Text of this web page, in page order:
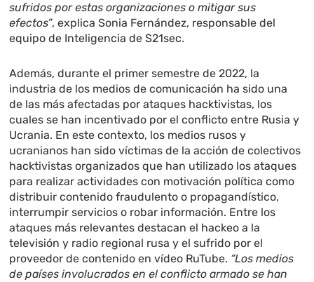
sufridos por estas organizaciones o mitigar sus
efectos”, explica Sonia Fernández, responsable del
equipo de Inteligencia de S21sec.
Además, durante el primer semestre de 2022, la
industria de los medios de comunicación ha sido una
de las más afectadas por ataques hacktivistas, los
cuales se han incentivado por el conflicto entre Rusia y
Ucrania. En este contexto, los medios rusos y
ucranianos han sido víctimas de la acción de colectivos
hacktivistas organizados que han utilizado los ataques
para realizar actividades con motivación política como
distribuir contenido fraudulento o propagandístico,
interrumpir servicios o robar información. Entre los
ataques más relevantes destacan el hackeo a la
televisión y radio regional rusa y el sufrido por el
proveedor de contenido en vídeo RuTube. “Los medios
de países involucrados en el conflicto armado se han